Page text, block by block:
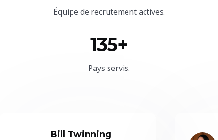
Équipe de recrutement actives.
135+
Pays servis.
Bill Twinning